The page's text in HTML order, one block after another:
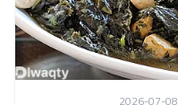
2026-07-08